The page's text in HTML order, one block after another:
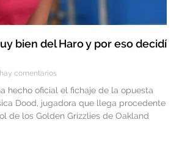
bien del Haro y por eso decidí
comentarios
hecho oficial el fichaje de la opuesta
Dood, jugadora que llega procedente
de los Golden Grizzlies de Oakland